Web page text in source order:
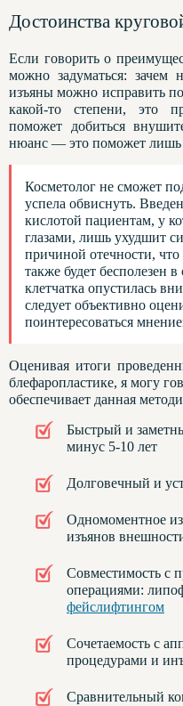
Достоинства
Если говорить о
можно задуматься: зачем
изъяны можно исправить
какой-то степени, это
поможет добиться
нюанс — это поможет лишь
Косметолог не сможет
успела обвиснуть.
кислотой пациентам, у
глазами, лишь ухудшит
причиной отечности,
также будет бесполезен
клетчатка опустилась
следует объективно
поинтересоваться
Оценивая итоги
блефаропластике, я могу
обеспечивает данная
Быстрый и
минус 5-10 лет
Долговечный и
Одномоментное
изъянов
Совместимость с
операциями:
фейслифтингом
Сочетаемость с
процедурами и
Сравнительный